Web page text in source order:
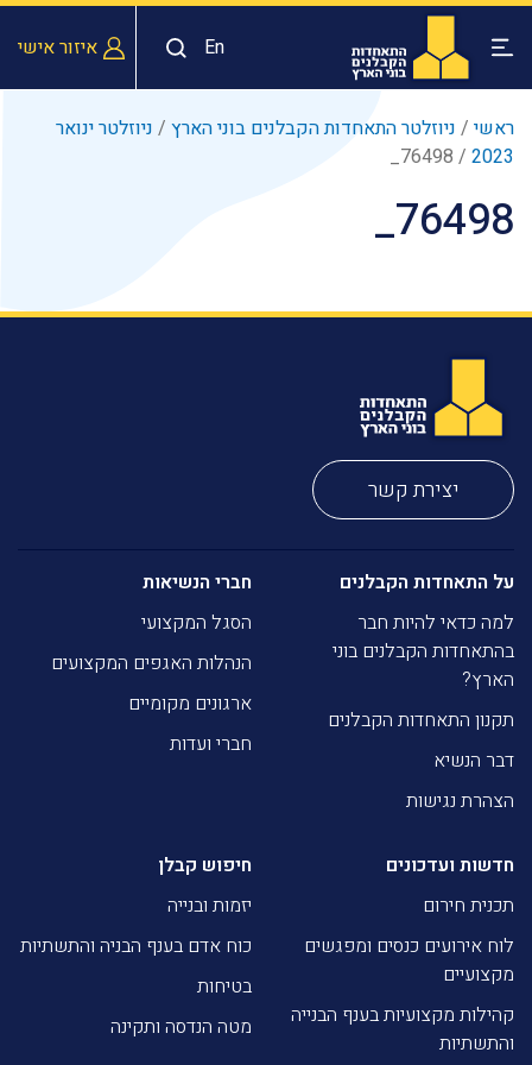
En איזור אישי
ראשי / ניוזלטר התאחדות הקבלנים בוני הארץ / ניוזלטר ינואר
2023
/
76498_
76498_
יצירת קשר
על התאחדות הקבלנים
למה כדאי להיות חבר
בהתאחדות הקבלנים בוני
הארץ?
תקנון התאחדות הקבלנים
דבר הנשיא
הצהרת נגישות
חברי הנשיאות
הסגל המקצועי
הנהלות האגפים המקצועים
ארגונים מקומיים
חברי ועדות
חדשות ועדכונים
תכנית חירום
לוח אירועים כנסים ומפגשים
מקצועיים
קהילות מקצועיות בענף הבנייה
והתשתיות
חיפוש קבלן
יזמות ובנייה
כוח אדם בענף הבניה והתשתיות
בטיחות
מטה הנדסה ותקינה